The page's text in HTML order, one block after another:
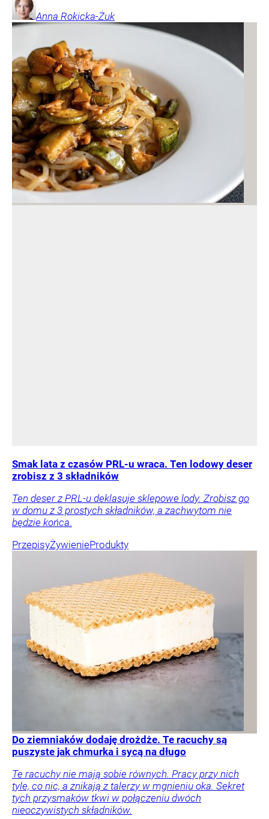
Anna Rokicka-Żuk
Smak lata z czasów PRL-u wraca. Ten lodowy deser
zrobisz z 3 składników
Ten deser z PRL-u deklasuje sklepowe lody. Zrobisz go
w domu z 3 prostych składników, a zachwytom nie
będzie końca.
PrzepisyŻywienieProdukty
Do ziemniaków dodaję drożdże. Te racuchy są
puszyste jak chmurka i sycą na długo
Te racuchy nie mają sobie równych. Pracy przy nich
tyle, co nic, a znikają z talerzy w mgnieniu oka. Sekret
tych przysmaków tkwi w połączeniu dwóch
nieoczywistych składników.